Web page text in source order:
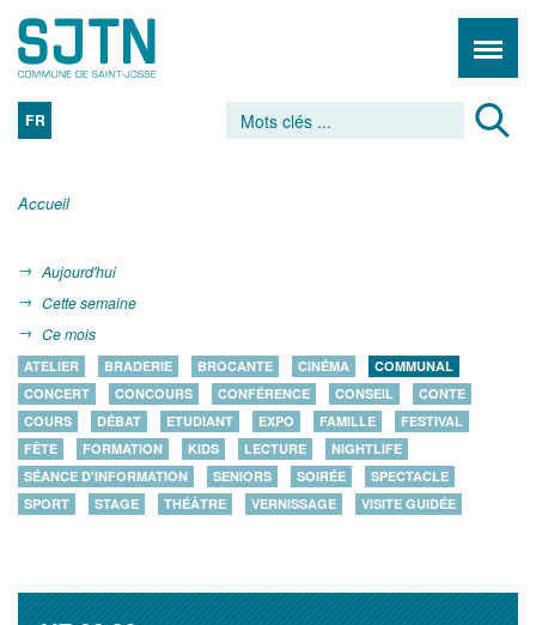
FR
Accueil
Aujourd'hui
Cette semaine
Ce mois
ATELIER BRADERIE BROCANTE CINÉMA
COMMUNAL
CONCERT
CONCOURS CONFÉRENCE CONSEIL
CONTE
COURS
DÉBAT ETUDIANT EXPO FAMILLE
FESTIVAL
FÊTE
FORMATION KIDS LECTURE
NIGHTLIFE
SÉANCE D'INFORMATION
SENIORS SOIRÉE
SPECTACLE
SPORT
STAGE THÉÂTRE VERNISSAGE VISITE GUIDÉE